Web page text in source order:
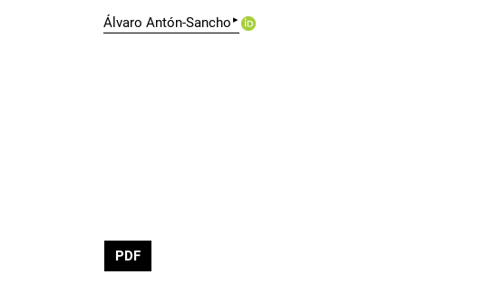
Álvaro Antón-Sancho ▸
PDF